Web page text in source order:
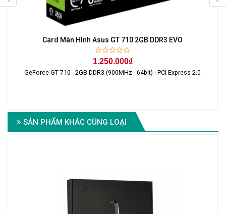
Card Màn Hình Asus GT 710 2GB DDR3 EVO
1.250.000₫
GeForce GT 710 - 2GB DDR3 (900MHz - 64bit) - PCI Express 2.0
SẢN PHẨM KHÁC CÙNG LOẠI